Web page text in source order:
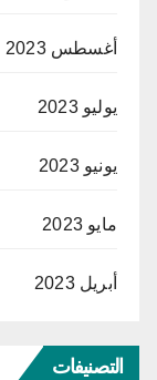
أغسطس 2023
يوليو 2023
يونيو 2023
مايو 2023
أبريل 2023
التصنيفات